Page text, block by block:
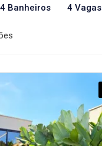
4 Banheiros 4 Vagas